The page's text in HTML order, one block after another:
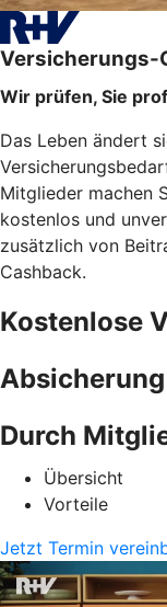
Versicherungs-
Wir prüfen, Sie
Das Leben ändert
Mitglieder machen
kostenlos und
zusätzlich von
Cashback.
Kostenlose
Durch
Übersicht
Vorteile
Jetzt Termin